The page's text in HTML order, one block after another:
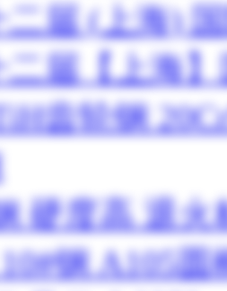
二届 (上海)
二届【上海
齿轮钢
硬度高 退火
钢 A105圆